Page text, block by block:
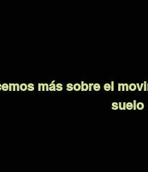
más sobre el
suelo